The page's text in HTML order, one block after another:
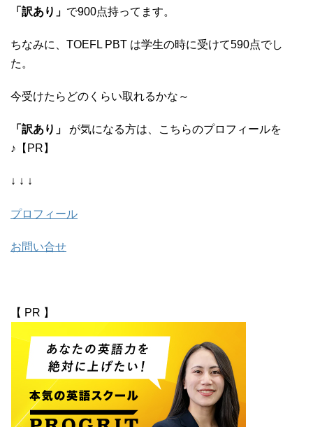
「訳あり」 で900点持ってます。
ちなみに、TOEFL PBT は学生の時に受けて590点でし
た。
今受けたらどのくらい取れるかな～
「訳あり」
が気になる方は、こちらのプロフィールを
♪【PR】
↓ ↓ ↓
プロフィール
お問い合せ
【 PR 】